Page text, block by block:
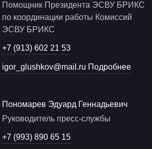
Помощник Президента ЭСВУ БРИКС
по координации работы Комиссий
ЭСВУ БРИКС
+7 (913) 602 21 53
igor_glushkov@mail.ru Подробнее
Пономарев Эдуард Геннадьевич
Руководитель пресс-службы
+7 (993) 890 65 15